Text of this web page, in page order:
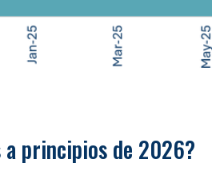
principios de 2026?